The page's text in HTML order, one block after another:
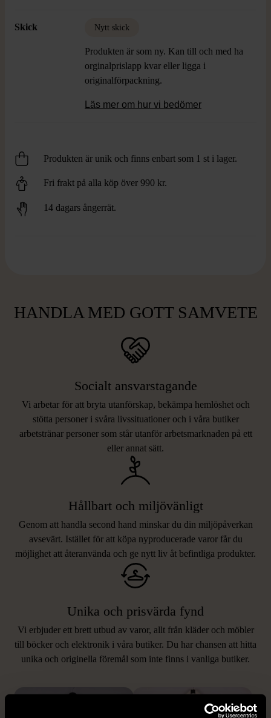
Stadsmission. Each piece is carefully cut,
featuring two front pockets and a collar.
The design is straight, hip-length, and
fastens with snap buttons at the front.
Skick Nytt skick
Produkten är som ny. Kan till och med ha
orginalprislapp kvar eller ligga i
originalförpackning.
Läs mer om hur vi bedömer
Produkten är unik och finns enbart som 1 st i lager.
Fri frakt på alla köp över 990 kr.
14 dagars ångerrät.
HANDLA MED GOTT SAMVETE
Socialt ansvarstagande
Vi arbetar för att bryta utanförskap, bekämpa hemlöshet och
stötta personer i svåra livssituationer och i våra butiker
arbetstränar personer som står utanför arbetsmarknaden på ett
eller annat sätt.
Hållbart och miljövänligt
Genom att handla second hand minskar du din miljöpåverkan
avsevärt. Istället för att köpa nyproducerade varor får du
möjlighet att återanvända och ge nytt liv åt befintliga produkter.
Unika och prisvärda fynd
Vi erbjuder ett brett utbud av varor, allt från kläder och möbler
till böcker och elektronik i våra butiker. Du har chansen att hitta
unika och originella föremål som inte finns i vanliga butiker.
LIKNANDE PRODUKTER
Hitta produkter som påminner om denna